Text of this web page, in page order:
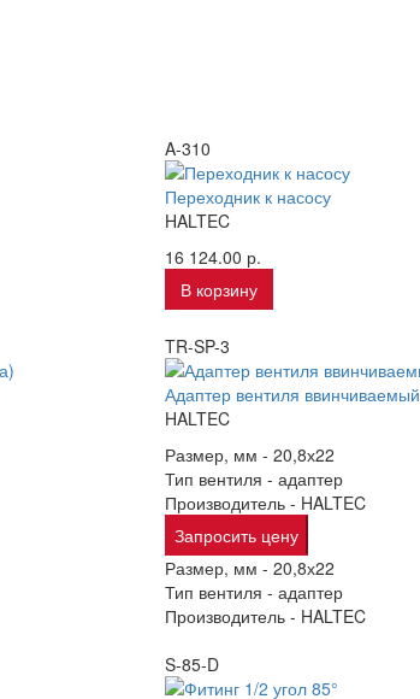
A-310
Переходник к насосу
HALTEC
16 124.00 р.
В корзину
TR-SP-3
Адаптер вентиля ввинчиваемый
HALTEC
Размер, мм -20,8х22
Тип вентиля -адаптер
Производитель - HALTEC
Запросить цену
Размер, мм -20,8х22
Тип вентиля -адаптер
Производитель - HALTEC
S-85-D